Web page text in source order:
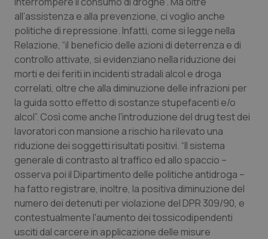
Toscana
Umbria
Valle D’Aosta
Veneto
Obesità
Oftalmologia
Oncodermatologia
Oncoematologia
Oncologia & Nutrizione
Psoriasi & pelle
Quotidiano Cardiologia
Quotidiano Chirurgia
all’assistenza e alla prevenzione, ci voglio anche
politiche di repressione. Infatti, come si legge nella
Relazione, “il beneficio delle azioni di deterrenza e di
controllo attivate, si evidenziano nella riduzione dei
morti e dei feriti in incidenti stradali alcol e droga
correlati, oltre che alla diminuzione delle infrazioni per
la guida sotto effetto di sostanze stupefacenti e/o
alcol”. Così come anche l'introduzione del drug test dei
lavoratori con mansione a rischio ha rilevato una
riduzione dei soggetti risultati positivi. “Il sistema
generale di contrasto al traffico ed allo spaccio –
osserva poi il Dipartimento delle politiche antidroga –
ha fatto registrare, inoltre, la positiva diminuzione del
numero dei detenuti per violazione del DPR 309/90, e
contestualmente l'aumento dei tossicodipendenti
usciti dal carcere in applicazione delle misure